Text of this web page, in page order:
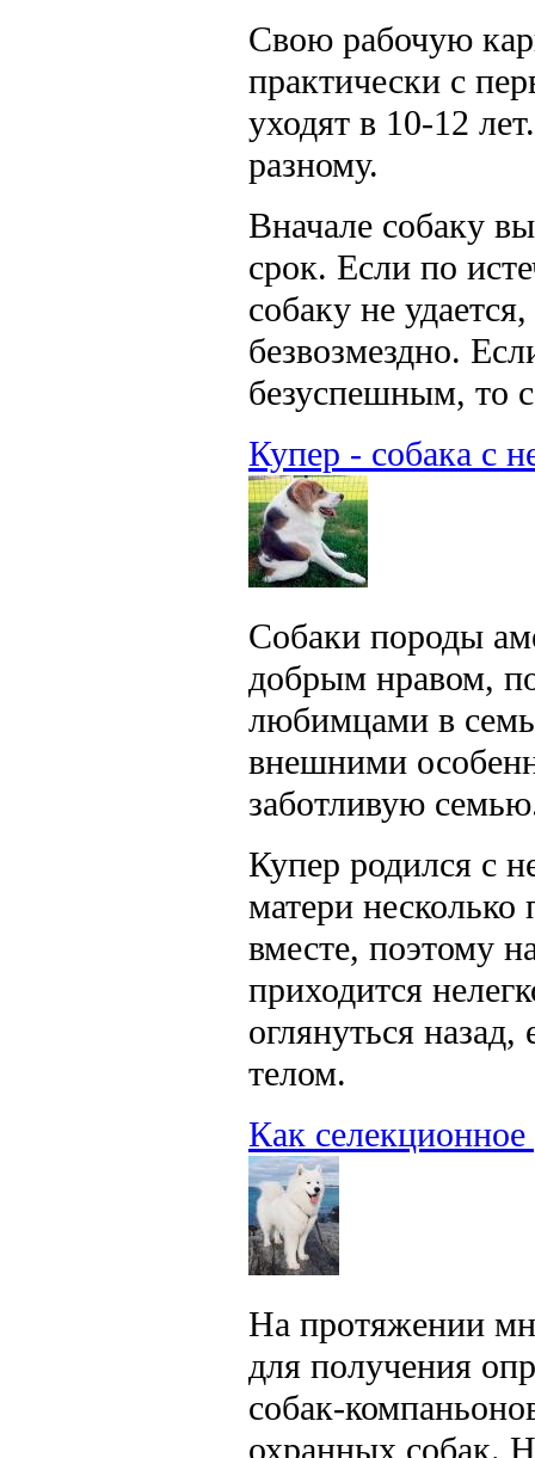
Свою рабочую
практически с
уходят в 10-12
разному.
Вначале собаку
срок. Если по
собаку не
безвозмездно.
безуспешным, то
Купер - собака с
Собаки породы
добрым нравом,
любимцами в
внешними
заботливую
Купер родился с
матери
вместе, поэтому
приходится
оглянуться
телом.
Как селекционное
На протяжении
для получения
собак-
охранных собак.